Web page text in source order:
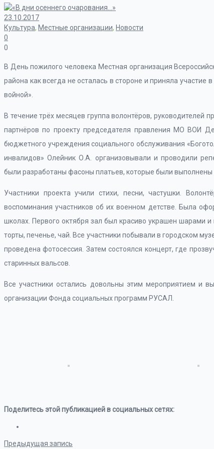
23.10.2017
Культура, Местные организации, Новости
0
0
В День пожилого человека Местная организация
района как всегда не осталась в стороне и приняла
войной».
В течение трёх месяцев группа волонтёров, руководителей
партнёров по проекту председателя правления МО ВОИ
бюджетного учреждения социального обслуживания
инвалидов» Олейник О.А. организовывали и проводили
были разработаны фасоны платьев, которые были выполнены
Участники проекта учили стихи, песни, частушки.
воспоминания участников об их военном детстве. Была
школах. Первого октября зал был красиво украшен шарами
торты, печенье, чай. Все участники побывали в городском
проведена фотосессия. Затем состоялся концерт, где
старинных вальсов.
Все участники остались довольны этим мероприятием и
организации Фонда социальных программ РУСАЛ.
Поделитесь этой публикацией в социальных сетях:
Предыдущая запись